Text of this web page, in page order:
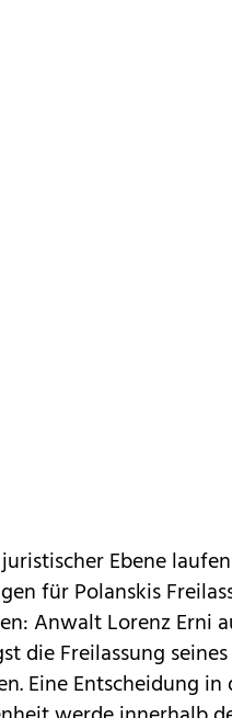
Ebene
für Polanskis
Anwalt Lorenz Erni
die Freilassung
Eine Entscheidung in